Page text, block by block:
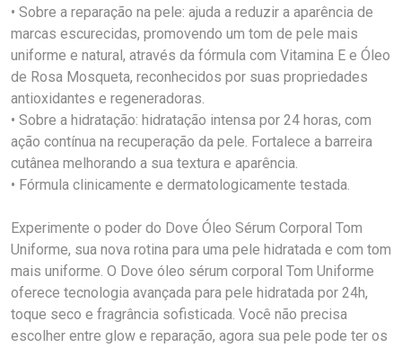
• Sobre a reparação na pele: ajuda a reduzir a aparência de
marcas escurecidas, promovendo um tom de pele mais
uniforme e natural, através da fórmula com Vitamina E e Óleo
de Rosa Mosqueta, reconhecidos por suas propriedades
antioxidantes e regeneradoras.
• Sobre a hidratação: hidratação intensa por 24 horas, com
ação contínua na recuperação da pele. Fortalece a barreira
cutânea melhorando a sua textura e aparência.
• Fórmula clinicamente e dermatologicamente testada.
Experimente o poder do Dove Óleo Sérum Corporal Tom
Uniforme, sua nova rotina para uma pele hidratada e com tom
mais uniforme. O Dove óleo sérum corporal Tom Uniforme
oferece tecnologia avançada para pele hidratada por 24h,
toque seco e fragrância sofisticada. Você não precisa
escolher entre glow e reparação, agora sua pele pode ter os